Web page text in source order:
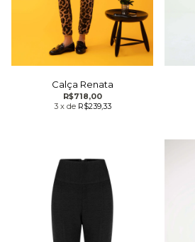
Calça Renata
R$718,00
3 x de R$239,33